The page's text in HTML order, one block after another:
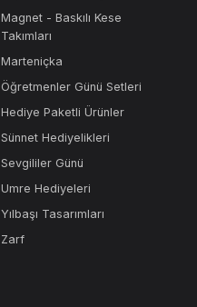
Magnet - Baskılı Kese
Takımları
Marteniçka
Öğretmenler Günü Setleri
Hediye Paketli Ürünler
Sünnet Hediyelikleri
Sevgililer Günü
Umre Hediyeleri
Yılbaşı Tasarımları
Zarf